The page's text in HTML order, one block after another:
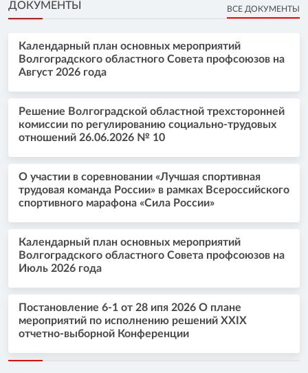
ДОКУМЕНТЫ ВСЕ ДОКУМЕНТЫ
Календарный план основных мероприятий
Волгоградского областного Совета профсоюзов на
Август 2026 года
Решение Волгоградской областной трехсторонней
комиссии по регулированию социально-трудовых
отношений 26.06.2026 № 10
О участии в соревновании «Лучшая спортивная
трудовая команда России» в рамках Всероссийского
спортивного марафона «Сила России»
Календарный план основных мероприятий
Волгоградского областного Совета профсоюзов на
Июль 2026 года
Постановление 6-1 от 28 ипя 2026 О плане
мероприятий по исполнению решений XXIX
отчетно-выборной Конференции